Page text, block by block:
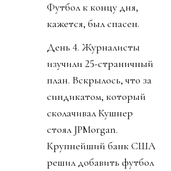
Футбол к концу дня,
кажется, был спасен.
День 4. Журналисты
изучили 25-страничный
план. Вскрылось, что за
синдикатом, который
сколачивал Кушнер
стоял JPMorgan.
Крупнейший банк США
решил добавить футбол